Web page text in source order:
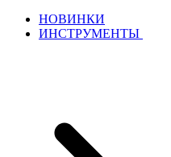
НОВИНКИ
ИНСТРУМЕНТЫ